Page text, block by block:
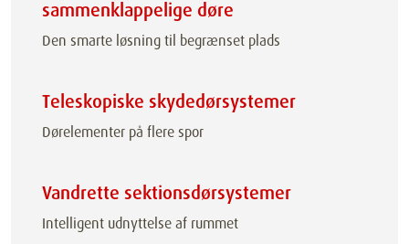
sammenklappelige døre
Den smarte løsning til begrænset plads
Teleskopiske skydedørsystemer
Dørelementer på flere spor
Vandrette sektionsdørsystemer
Intelligent udnyttelse af rummet